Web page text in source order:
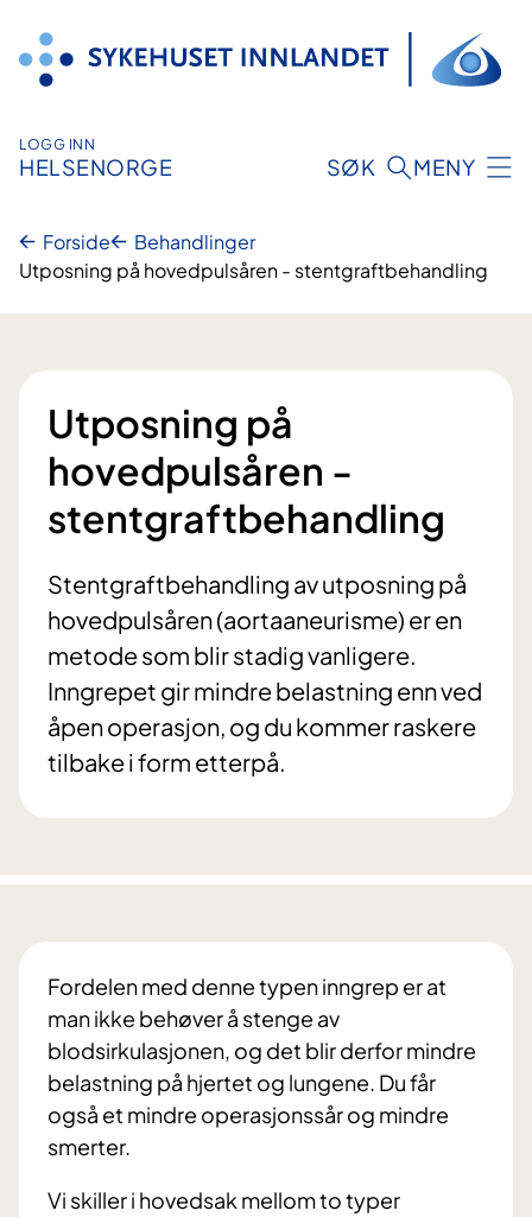
innhold
LOGG INN
HELSENORGE SØK MENY
Forside
Behandlinger
Utposning på hovedpulsåren - stentgraftbehandling
Utposning på
hovedpulsåren -
stentgraftbehandling
Stentgraftbehandling av utposning på
hovedpulsåren (aortaaneurisme) er en
metode som blir stadig vanligere.
Inngrepet gir mindre belastning enn ved
åpen operasjon, og du kommer raskere
tilbake i form etterpå.
Fordelen med denne typen inngrep er at
man ikke behøver å stenge av
blodsirkulasjonen, og det blir derfor mindre
belastning på hjertet og lungene. Du får
også et mindre operasjonssår og mindre
smerter.
Vi skiller i hovedsak mellom to typer